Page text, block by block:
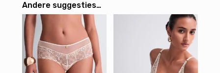
Andere suggesties…